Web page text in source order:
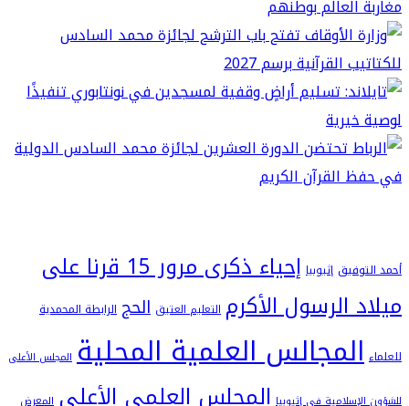
إثيوبيا
إحياء ذكرى مرور 15 قرنا على
الرسول الأكرم التعليم العتيق الحج الرابطة المحمدية
العلمية المحلية المجلس الأعلى
في إثيوبيا المجلس العلمي الأعلى المعرض